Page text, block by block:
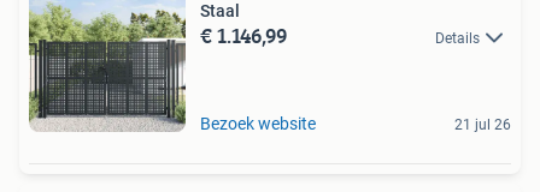
Staal
€ 1.146,99 Details
Bezoek website 21 jul 26